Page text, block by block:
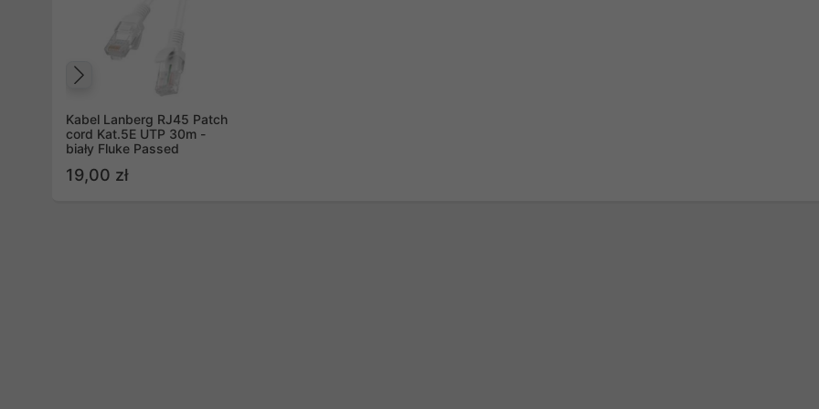
Kabel Lanberg RJ45 Patch
cord Kat.5E UTP 30m -
biały Fluke Passed
19,00 zł
Poprzedni